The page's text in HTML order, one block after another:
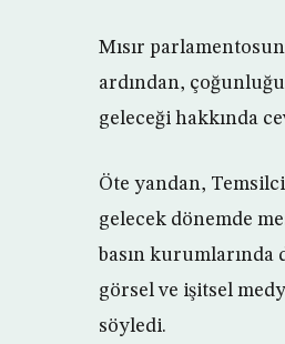
Mısır
ardından,
geleceği hakkında
Öte yandan,
gelecek dönemde
basın kurumlarında
görsel ve işitsel
söyledi.